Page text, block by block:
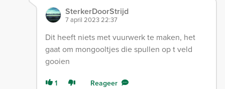
SterkerDoorStrijd
7 april 2023 22:37
Dit heeft niets met vuurwerk te maken, het
gaat om mongooltjes die spullen op t veld
gooien
1 Reageer